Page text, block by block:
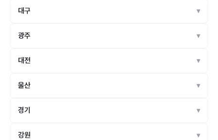
대구
광주
대전
울산
경기
강원